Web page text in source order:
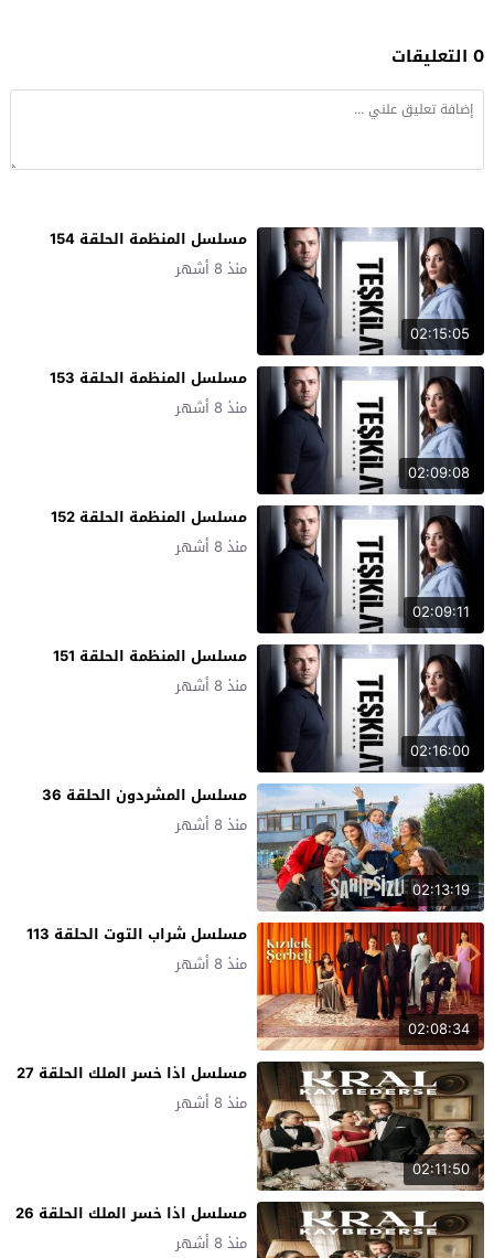
0 التعليقات
02:15:05
مسلسل المنظمة الحلقة 154
منذ 8 أشهر
02:09:08
مسلسل المنظمة الحلقة 153
منذ 8 أشهر
02:09:11
مسلسل المنظمة الحلقة 152
منذ 8 أشهر
02:16:00
مسلسل المنظمة الحلقة 151
منذ 8 أشهر
02:13:19
مسلسل المشردون الحلقة 36
منذ 8 أشهر
02:08:34
مسلسل شراب التوت الحلقة 113
منذ 8 أشهر
02:11:50
مسلسل اذا خسر الملك الحلقة 27
منذ 8 أشهر
مسلسل اذا خسر الملك الحلقة 26
منذ 8 أشهر